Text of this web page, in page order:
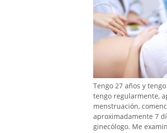
Tengo 27 años y
tengo regularmente,
menstruación,
aproximadamente 7
ginecólogo. Me